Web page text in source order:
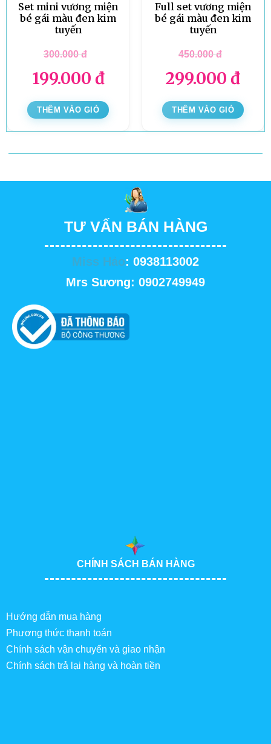
Set mini vương miện
bé gái màu đen kim
tuyến
300.000đ
199.000 đ
THÊM VÀO GIỎ
Full set vương miện
bé gái màu đen kim
tuyến
450.000đ
299.000 đ
THÊM VÀO GIỎ
TƯ VẤN BÁN HÀNG
Miss Hảo: 0938113002
Mrs Sương: 0902749949
CHÍNH SÁCH BÁN HÀNG
Hướng dẫn mua hàng
Phương thức thanh toán
Chính sách vận chuyển và giao nhận
Chính sách trả lại hàng và hoàn tiền